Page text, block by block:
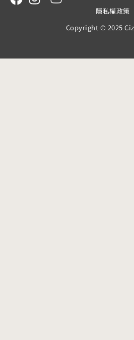
隱私權政策
Copyright © 2025